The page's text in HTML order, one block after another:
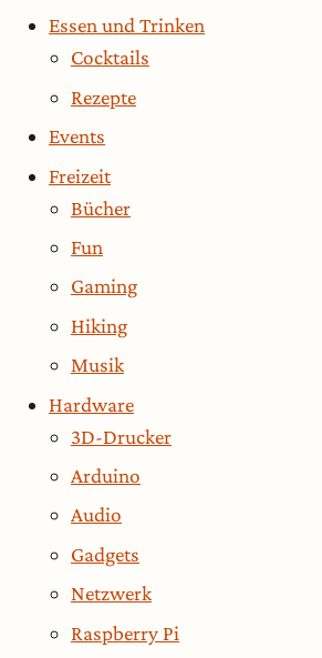
Essen und Trinken
Cocktails
Rezepte
Events
Freizeit
Bücher
Fun
Gaming
Hiking
Musik
Hardware
3D-Drucker
Arduino
Audio
Gadgets
Netzwerk
Raspberry Pi